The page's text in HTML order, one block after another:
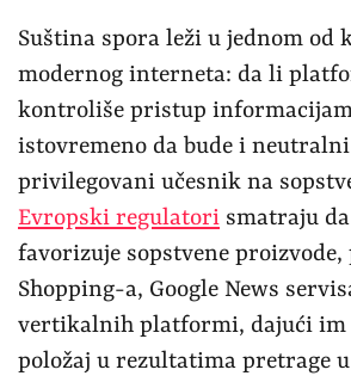
Suština spora leži u jednom od
modernog interneta: da li
kontroliše pristup
istovremeno da bude i
privilegovani učesnik na
Evropski regulatori smatraju
favorizuje sopstvene proizvode,
Shopping-a, Google News
vertikalnih platformi, dajući im
položaj u rezultatima pretrage